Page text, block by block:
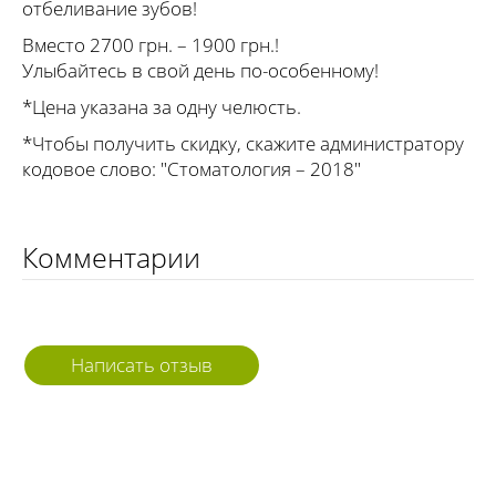
отбеливание зубов!
Вместо 2700 грн. – 1900 грн.!
Улыбайтесь в свой день по-особенному!
*Цена указана за одну челюсть.
*Чтобы получить скидку, скажите администратору
кодовое слово: "Стоматология – 2018"
Комментарии
Написать отзыв